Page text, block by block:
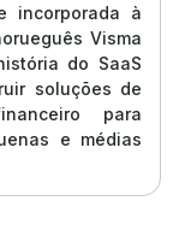
incorporada à
Visma
do SaaS
soluções de
para
e médias